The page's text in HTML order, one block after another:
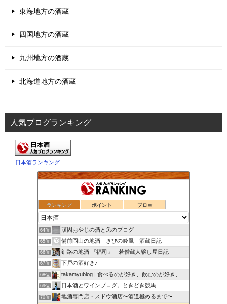
東海地方の酒蔵
四国地方の酒蔵
九州地方の酒蔵
北海道地方の酒蔵
人気ブログランキング
日本酒ランキング
ランキング ポイント ブロ画
64位 頑固おやじの酒と魚のブログ
65位 備前岡山の地酒 きびの吟風 酒蔵日記
66位 釧路の地酒 『福司』 若僧蔵人醸し屋日記
67位 下戸の酒好き♪
68位 takamyublog | 食べるのが好き、飲むのが好き、
69位 日本酒とワインブログ。ときどき競馬
70位 地酒専門店・スドウ酒店〜酒道極めるまで〜